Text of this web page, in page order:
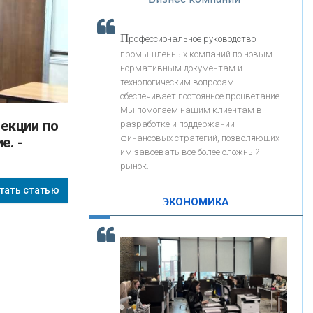
-
статью
«РОСЕВРОБАНК»
«ПРЕСС-СЛУЖБА ВТБ24»
«АВТОГРАДБАНК»
КОНТАКТЫ
«Интервью»
Скорость - один из главных трендов в
кредитовании бизнеса - «Интервью»
Профессиональное руководство
промышленных компаний по новым
нормативным документам и
технологическим вопросам
обеспечивает постоянное процветание.
Мы помогаем нашим клиентам в
разработке и поддержании
финансовых стратегий, позволяющих
им завоевать все более сложный
рынок.
ЭКОНОМИКА